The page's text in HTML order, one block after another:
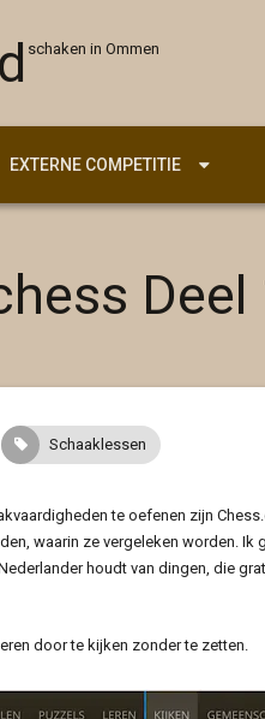
schaken in Ommen
EXTERNE COMPETITIE
Deel
Schaaklessen
te oefenen zijn
waarin ze vergeleken worden.
houdt van dingen, die
door te kijken zonder te zetten.